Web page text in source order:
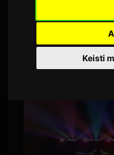
Keisti
Išversta iš anglų
Kasmetinis
Mirai“ 2026 m.